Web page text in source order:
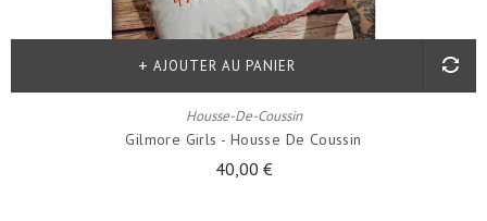
Housse-De-Coussin
Gilmore Girls - Housse De Coussin
40,00 €
AJOUTER AU PANIER